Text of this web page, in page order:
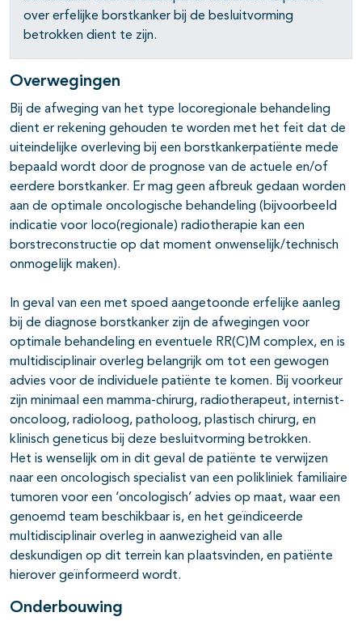
open- en dichtklappen
open- en dichtklappen
open- en dichtklappen
open- en dichtklappen
open- en dichtklappen
over erfelijke borstkanker bij de besluitvorming
betrokken dient te zijn.
Overwegingen
Bij de afweging van het type locoregionale behandeling
dient er rekening gehouden te worden met het feit dat de
uiteindelijke overleving bij een borstkankerpatiënte mede
bepaald wordt door de prognose van de actuele en/of
eerdere borstkanker. Er mag geen afbreuk gedaan worden
aan de optimale oncologische behandeling (bijvoorbeeld
indicatie voor loco(regionale) radiotherapie kan een
borstreconstructie op dat moment onwenselijk/technisch
onmogelijk maken).
In geval van een met spoed aangetoonde erfelijke aanleg
bij de diagnose borstkanker zijn de afwegingen voor
optimale behandeling en eventuele RR(C)M complex, en is
multidisciplinair overleg belangrijk om tot een gewogen
advies voor de individuele patiënte te komen. Bij voorkeur
zijn minimaal een mamma-chirurg, radiotherapeut, internist-
oncoloog, radioloog, patholoog, plastisch chirurg, en
klinisch geneticus bij deze besluitvorming betrokken.
Het is wenselijk om in dit geval de patiënte te verwijzen
naar een oncologisch specialist van een polikliniek familiaire
tumoren voor een ‘oncologisch’ advies op maat, waar een
genoemd team beschikbaar is, en het geïndiceerde
multidisciplinair overleg in aanwezigheid van alle
deskundigen op dit terrein kan plaatsvinden, en patiënte
hierover geïnformeerd wordt.
Onderbouwing